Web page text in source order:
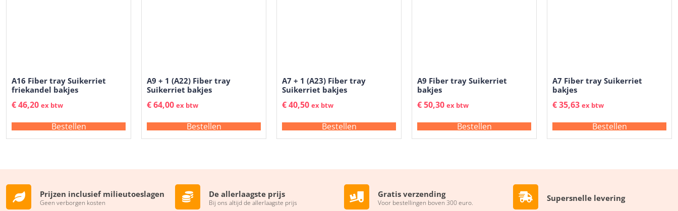
A16 Fiber tray Suikerriet
friekandel bakjes
€46,20 ex btw
Bestellen
A9 + 1 (A22) Fiber tray
Suikerriet bakjes
€64,00 ex btw
Bestellen
A7 + 1 (A23) Fiber tray
Suikerriet bakjes
€40,50 ex btw
Bestellen
A9 Fiber tray Suikerriet
bakjes
€50,30 ex btw
Bestellen
A7 Fiber tray Suikerriet
bakjes
€35,63 ex btw
Bestellen
Prijzen inclusief milieutoeslagen
Geen verborgen kosten
De allerlaagste prijs
Bij ons altijd de allerlaagste prijs
Gratis verzending
Voor bestellingen boven 300 euro. Supersnelle levering